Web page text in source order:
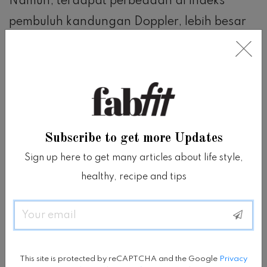
pembuluh kandungan Doppler, lebih besar
“Penelitian ini mengindikasikan bahwa
coklat dapat memiliki dampak positif bagi
perkembangan janin dan bahwa efek coklat
tidak secara langsung dan semata-mata
diakibatkan oleh flavanol,” kata salah satu
Subscribe to get more Updates
Sign up here to get many articles about life style,
healthy, recipe and tips
Email
This site is protected by reCAPTCHA and the Google Privacy